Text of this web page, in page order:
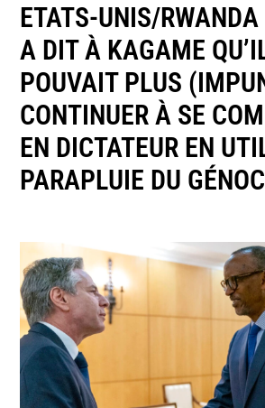
ETATS-UNIS/
A DIT À KAGAME
POUVAIT PLUS
CONTINUER À SE
EN DICTATEUR EN
PARAPLUIE DU